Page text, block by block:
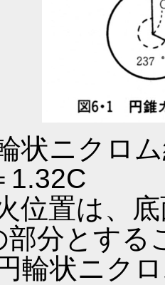
ニクロム
は、底面
部分とする
輪状ニク